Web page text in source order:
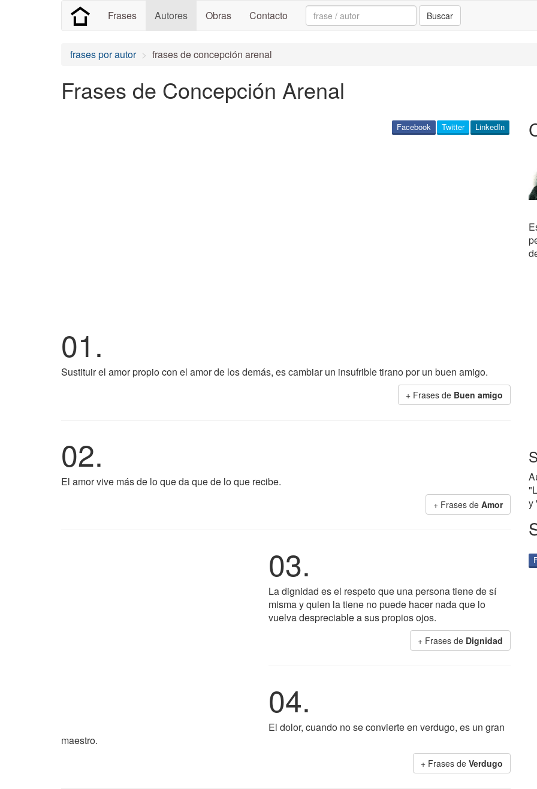
Frases Autores Obras Contacto Search: Buscar
frases por autor frases de concepción arenal
Frases de Concepción Arenal
LinkedIn
Twitter
Facebook
01.
Sustituir el amor propio con el amor de los demás, es cambiar un insufrible tirano por un buen amigo.
+ Frases de Buen amigo
02.
El amor vive más de lo que da que de lo que recibe.
+ Frases de Amor
03.
La dignidad es el respeto que una persona tiene de sí
misma y quien la tiene no puede hacer nada que lo
vuelva despreciable a sus propios ojos.
+ Frases de Dignidad
04.
El dolor, cuando no se convierte en verdugo, es un gran
maestro.
+ Frases de Verdugo
y